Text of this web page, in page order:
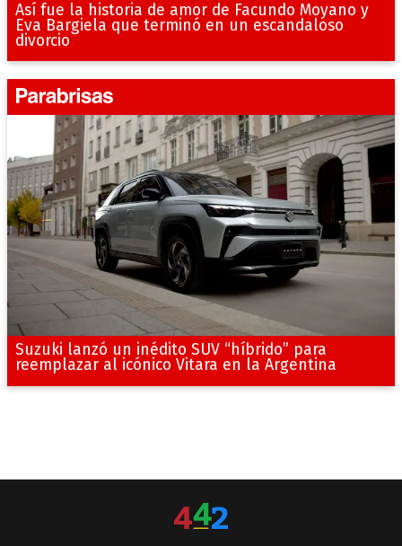
Así fue la historia de amor de Facundo Moyano y
Eva Bargiela que terminó en un escandaloso
divorcio
Suzuki lanzó un inédito SUV “híbrido” para
reemplazar al icónico Vitara en la Argentina